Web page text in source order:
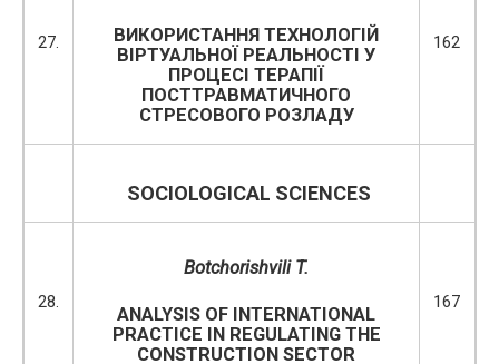
27.
ВИКОРИСТАННЯ ТЕХНОЛОГІЙ
ВІРТУАЛЬНОЇ РЕАЛЬНОСТІ У
ПРОЦЕСІ ТЕРАПІЇ
ПОСТТРАВМАТИЧНОГО
СТРЕСОВОГО РОЗЛАДУ
162
SOCIOLOGICAL SCIENCES
28.
Botchorishvili T.
ANALYSIS OF INTERNATIONAL
PRACTICE IN REGULATING THE
CONSTRUCTION SECTOR
167